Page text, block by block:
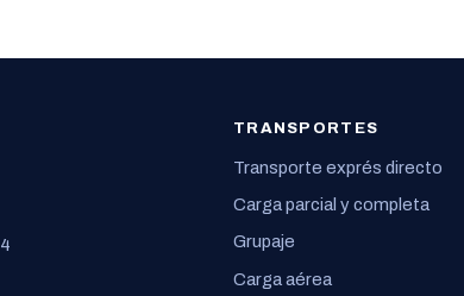
TRANSPORTES
Transporte exprés directo
Carga parcial y completa
Grupaje
Carga aérea